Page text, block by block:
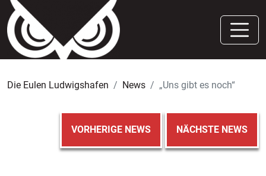
Die Eulen Ludwigshafen News „Uns gibt es noch“
VORHERIGE NEWS NÄCHSTE NEWS